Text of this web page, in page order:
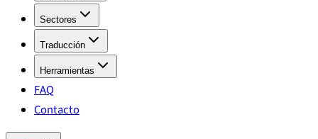
Sectores
Traducción
Herramientas
FAQ
Contacto